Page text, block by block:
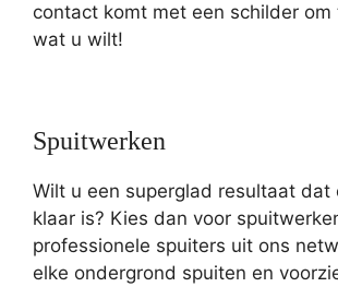
contact komt met een schilder om
wat u wilt!
Spuitwerken
Wilt u een superglad resultaat dat
klaar is? Kies dan voor
professionele spuiters uit ons
elke ondergrond spuiten en